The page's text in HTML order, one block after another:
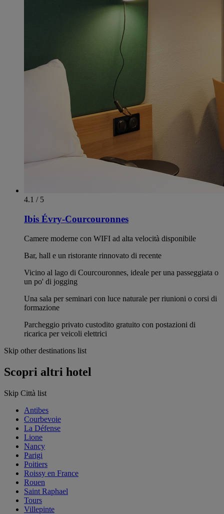
4.1 / 5
Ibis Évry-Courcouronnes
Camere moderne con WIFI ad alta velocità disponibile
Bar, hall e un ristorante rinnovato di recente
Vicino al lago di Courcouronnes, ideale per una passeggiata o
un po' di jogging
Una sala per seminari con luce naturale per riunioni o corsi di
formazione
Parcheggio privato custodito gratuito con postazioni di
ricarica per veicoli elettrici
Skip other destinations list
Scopri altri hotel
Skip Città list
Antibes
Courbevoie
La Défense
Lione
Nancy
Parigi
Poitiers
Roissy en France
Rouen
Saint Raphael
Tours
Villepinte